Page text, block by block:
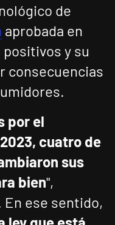
de
aprobada en
y su
consecuencias
por el
cuatro de
sus
bien",
ese sentido,